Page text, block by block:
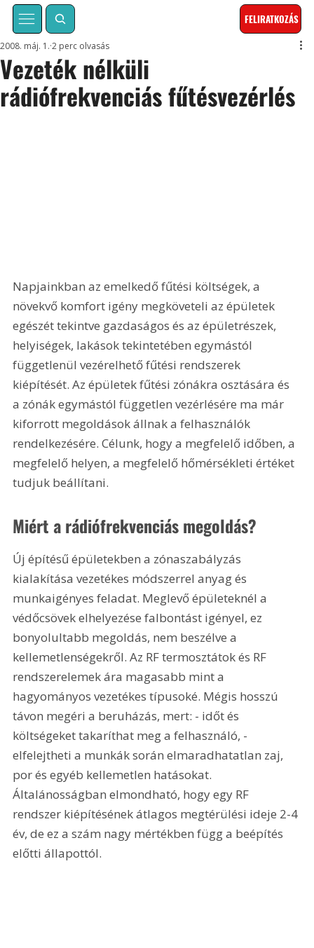
FELIRATKOZÁS
Vezeték nélküli
rádiófrekvenciás fűtésvezérlés
2008. máj. 1. 2 perc olvasás
Napjainkban az emelkedő fűtési költségek, a
növekvő komfort igény megköveteli az épületek
egészét tekintve gazdaságos és az épületrészek,
helyiségek, lakások tekintetében egymástól
függetlenül vezérelhető fűtési rendszerek
kiépítését. Az épületek fűtési zónákra osztására és
a zónák egymástól független vezérlésére ma már
kiforrott megoldások állnak a felhasználók
rendelkezésére. Célunk, hogy a megfelelő időben, a
megfelelő helyen, a megfelelő hőmérsékleti értéket
tudjuk beállítani.
Miért a rádiófrekvenciás megoldás?
Új építésű épületekben a zónaszabályzás
kialakítása vezetékes módszerrel anyag és
munkaigényes feladat. Meglevő épületeknél a
védőcsövek elhelyezése falbontást igényel, ez
bonyolultabb megoldás, nem beszélve a
kellemetlenségekről. Az RF termosztátok és RF
rendszerelemek ára magasabb mint a
hagyományos vezetékes típusoké. Mégis hosszú
távon megéri a beruházás, mert: - időt és
költségeket takaríthat meg a felhasználó, -
elfelejtheti a munkák során elmaradhatatlan zaj,
por és egyéb kellemetlen hatásokat.
Általánosságban elmondható, hogy egy RF
rendszer kiépítésének átlagos megtérülési ideje 2-4
év, de ez a szám nagy mértékben függ a beépítés
előtti állapottól.